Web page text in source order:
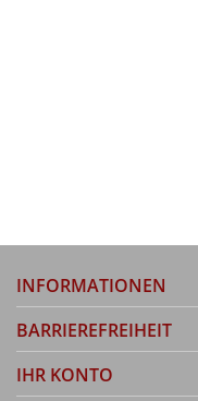
INFORMATIONEN
BARRIEREFREIHEIT
IHR KONTO